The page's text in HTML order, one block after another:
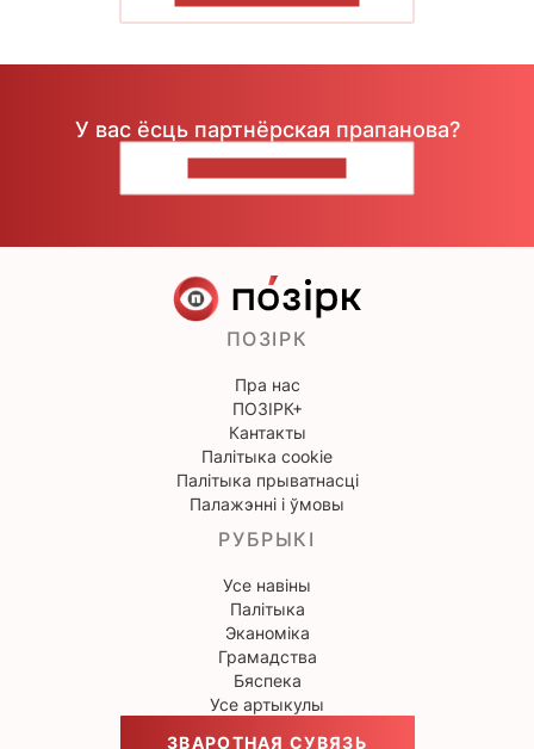
У вас ёсць партнёрская прапанова?
ПОЗІРК
Пра нас
ПОЗІРК+
Кантакты
Палітыка cookie
Палітыка прыватнасці
Палажэнні і ўмовы
РУБРЫКІ
Усе навіны
Палітыка
Эканоміка
Грамадства
Бяспека
Усе артыкулы
ЗВАРОТНАЯ СУВЯЗЬ